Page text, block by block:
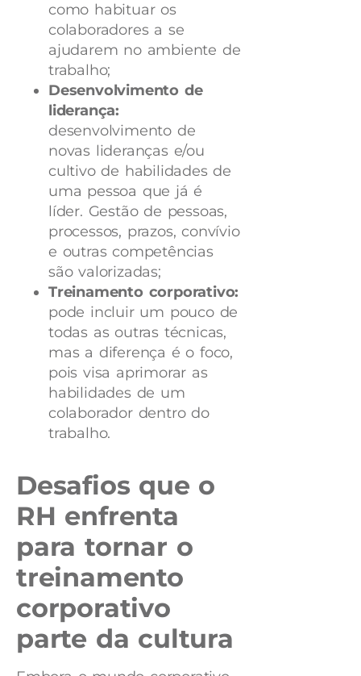
como habituar os
colaboradores a se
ajudarem no ambiente de
trabalho;
Desenvolvimento de
liderança:
desenvolvimento de
novas lideranças e/ou
cultivo de habilidades de
uma pessoa que já é
líder. Gestão de pessoas,
processos, prazos, convívio
e outras competências
são valorizadas;
Treinamento corporativo:
pode incluir um pouco de
todas as outras técnicas,
mas a diferença é o foco,
pois visa aprimorar as
habilidades de um
colaborador dentro do
trabalho.
Desafios que o
RH enfrenta
para tornar o
treinamento
corporativo
parte da cultura